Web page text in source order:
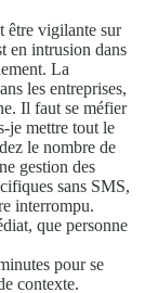
être vigilante sur
en intrusion dans
La
les entreprises,
Il faut se méfier
je mettre tout le
le nombre de
gestion des
sans SMS,
interrompu.
que personne
pour se
contexte.